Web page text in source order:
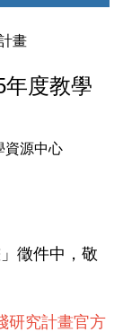
畫
年度教學
資源中心
徵件中，敬
研究計畫官方